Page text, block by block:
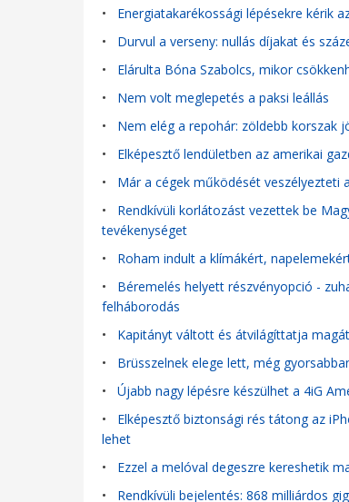
• Energiatakarékossági lépésekre kérik
• Durvul a verseny: nullás díjakat és
• Elárulta Bóna Szabolcs, mikor
• Nem volt meglepetés a paksi leállás
• Nem elég a repohár: zöldebb korszak
• Elképesztő lendületben az amerikai
• Már a cégek működését veszélyezteti
• Rendkívüli korlátozást vezettek be
tevékenységet
• Roham indult a klímákért,
• Béremelés helyett részvényopció -
felháborodás
• Kapitányt váltott és átvilágíttatja
• Brüsszelnek elege lett, még
• Újabb nagy lépésre készülhet a 4iG
• Elképesztő biztonsági rés tátong az
lehet
• Ezzel a melóval degeszre kereshetik
• Rendkívüli bejelentés: 868 milliárdos